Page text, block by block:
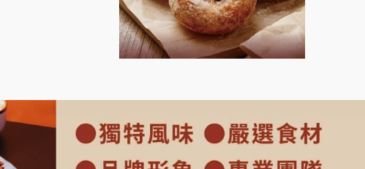
日十。早午食加盟說明會
上宇林加盟說明會
手作功夫茶加盟說明會
SHARE TEA歇腳亭加盟說明會